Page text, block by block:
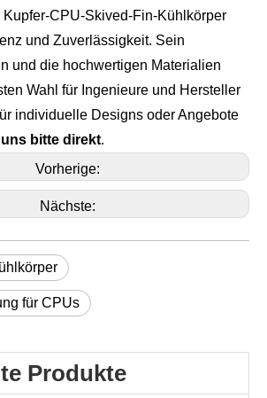
Kupfer-CPU-Skived-Fin-Kühlkörper
und Zuverlässigkeit. Sein
und die hochwertigen Materialien
Wahl für Ingenieure und Hersteller
bitte direkt.
Vorherige:
Nächste:
für CPUs
Produkte